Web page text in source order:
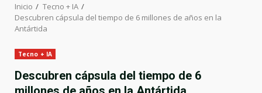
Inicio
Tecno + IA
Descubren cápsula del tiempo de 6 millones de años en la
Antártida
Tecno + IA
Descubren cápsula del tiempo de 6